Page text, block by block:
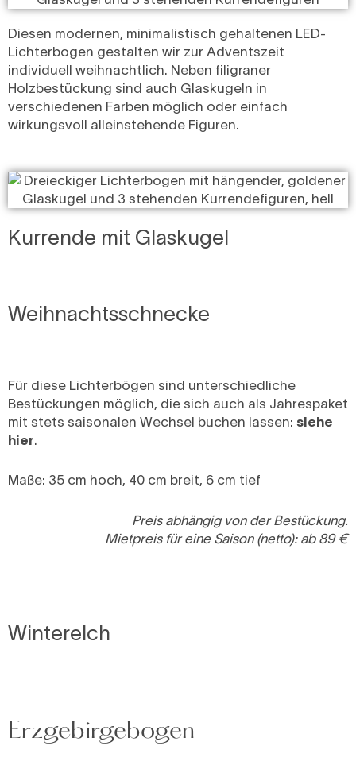
Diesen modernen, minimalistisch gehaltenen LED-
Lichterbogen gestalten wir zur Adventszeit
individuell weihnachtlich. Neben filigraner
Holzbestückung sind auch Glaskugeln in
verschiedenen Farben möglich oder einfach
wirkungsvoll alleinstehende Figuren.
Kurrende mit Glaskugel
Weihnachtsschnecke
Für diese Lichterbögen sind unterschiedliche
Bestückungen möglich, die sich auch als Jahrespaket
mit stets saisonalen Wechsel buchen lassen: siehe
hier.
Maße: 35 cm hoch, 40 cm breit, 6 cm tief
Preis abhängig von der Bestückung.
Mietpreis für eine Saison (netto): ab 89 €
Winterelch
Erzgebirgebogen